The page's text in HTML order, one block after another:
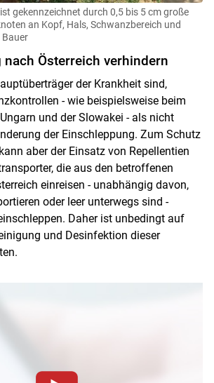
gekennzeichnet durch 0,5 bis 5 cm große
an Kopf, Hals, Schwanzbereich und
Österreich verhindern
der Krankheit sind,
- wie beispielsweise beim
und der Slowakei - als nicht
der Einschleppung. Zum Schutz
aber der Einsatz von Repellentien
die aus den betroffenen
einreisen - unabhängig davon,
oder leer unterwegs sind -
Daher ist unbedingt auf
und Desinfektion dieser